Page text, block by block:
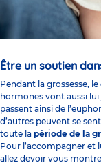
Être un soutien
Pendant la grossesse,
hormones vont aussi
passent ainsi de
d’autres peuvent se
toute la période de la
Pour l’accompagner et
allez devoir vous